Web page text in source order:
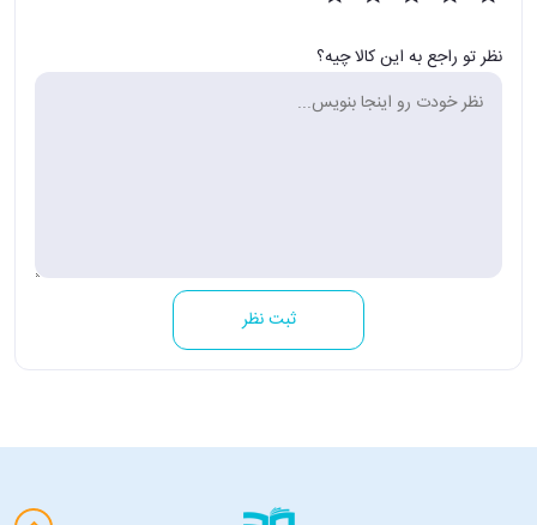
نظر تو راجع به این کالا چیه؟
ثبت نظر